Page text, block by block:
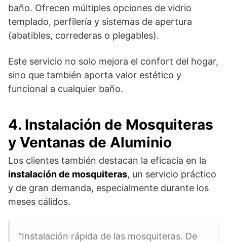
baño. Ofrecen múltiples opciones de vidrio
templado, perfilería y sistemas de apertura
(abatibles, correderas o plegables).
Este servicio no solo mejora el confort del hogar,
sino que también aporta valor estético y
funcional a cualquier baño.
4. Instalación de Mosquiteras
y Ventanas de Aluminio
Los clientes también destacan la eficacia en la
instalación de mosquiteras, un servicio práctico
y de gran demanda, especialmente durante los
meses cálidos.
“Instalación rápida de las mosquiteras. De